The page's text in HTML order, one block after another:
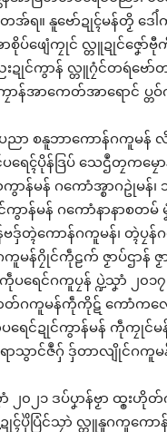
ော်ပရေၚ်ဍုၚ်သ္အာၚ်
ဆဵုကဵုသမ္မတတၟိဍုၚ်
မူအကာဲအရာတၟေၚ်
ာ (၁)
လိက်ပရေၚ်"
မုဟို
က်က်
ကြု
အ်ရ။ နူဗော်ဍုၚ်မန်တၟိ ဒေ
ာစိုပ်ဖျေံကၠုင် လ္တူဍုင်ဇၞေ
ကွာန် လ္တူဂၠံင်တရဴဗော်တ
န်အာကေတ်အာရောင် ပ္တ
ပညာ စနူဘာကောန်ဂကူ
ပရေၚ်ပိုန်ဒြပ် သေဌဳတၠက
ာန်မန် ဂကောံအ္စာဂဥုဲမန်၊
ကွာန်မန် ဂကောံနာနာစတ
ဒှ်တ္ၚဲကောန်ဂကူမန်၊ တ္ၚဲပၠ
ကူမန်ဂၠိုင်ကဵုဠက် ဇၟာပ်ဌာန်
ပရေင်ဂကူပၠန် ပ္ဍဲသၞာံ ၂၀
ဟတ်ဂကူမန်ကဵုကိုဋ် ကောံက
ေင်ဍုင်ကွာန်မန် ကဵုကၠုင်မန်
ာသွာင်ဇဳဂှ် ဒှ်တာလျိုင်ဂကူမ
၀၂၁ ဒပ်ပၞာန်ဗၟာ ထ္ၜးဟို
ၚ်ပိုဲပြံင်သၠာဲ လ္တူနူဂကူကေ